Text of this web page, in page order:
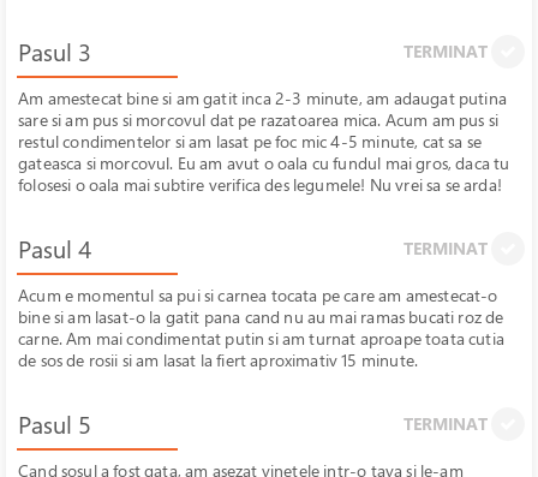
Pasul 3 TERMINAT
Am amestecat bine si am gatit inca 2-3 minute, am adaugat putina
sare si am pus si morcovul dat pe razatoarea mica. Acum am pus si
restul condimentelor si am lasat pe foc mic 4-5 minute, cat sa se
gateasca si morcovul. Eu am avut o oala cu fundul mai gros, daca tu
folosesi o oala mai subtire verifica des legumele! Nu vrei sa se arda!
Pasul 4 TERMINAT
Acum e momentul sa pui si carnea tocata pe care am amestecat-o
bine si am lasat-o la gatit pana cand nu au mai ramas bucati roz de
carne. Am mai condimentat putin si am turnat aproape toata cutia
de sos de rosii si am lasat la fiert aproximativ 15 minute.
Pasul 5 TERMINAT
Cand sosul a fost gata, am asezat vinetele intr-o tava si le-am